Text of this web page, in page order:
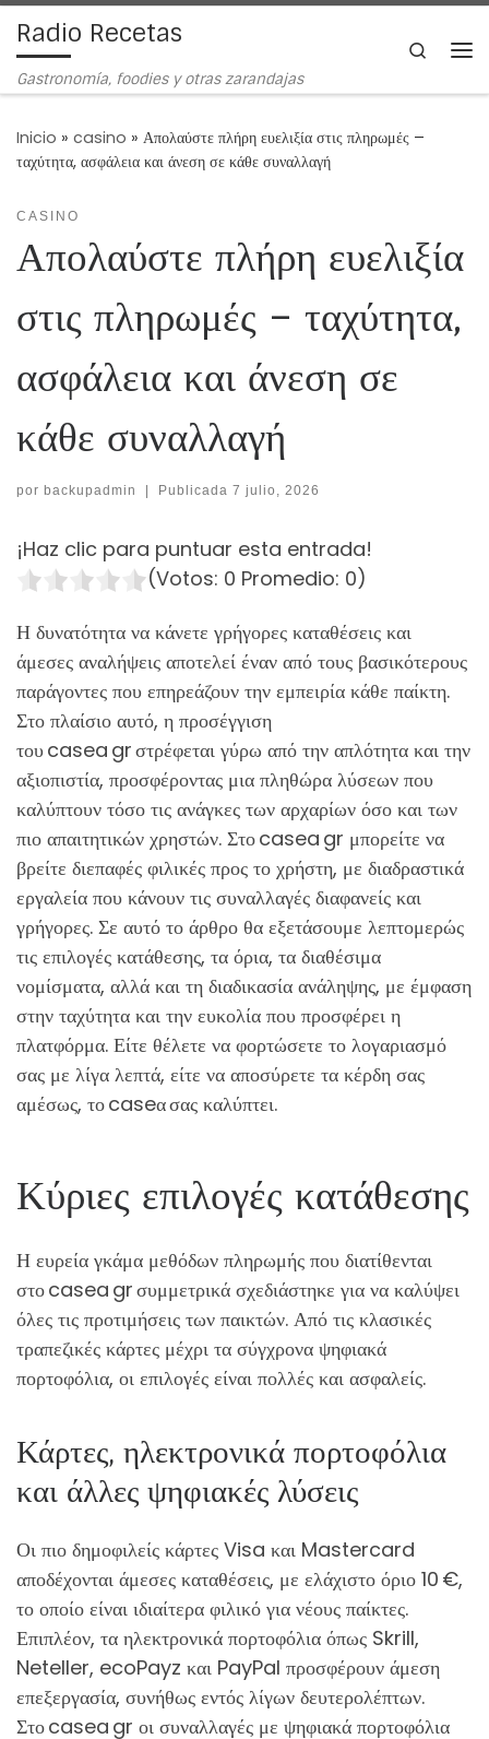
Saltar al contenido
Radio Recetas
Gastronomía, foodies y otras zarandajas
Search
Inicio » casino » Απολαύστε πλήρη ευελιξία στις πληρωμές –
ταχύτητα, ασφάλεια και άνεση σε κάθε συναλλαγή
CASINO
Απολαύστε πλήρη ευελιξία
στις πληρωμές – ταχύτητα,
ασφάλεια και άνεση σε
κάθε συναλλαγή
por backupadmin Publicada 7 julio, 2026
¡Haz clic para puntuar esta entrada!
(Votos: 0 Promedio: 0)
Η δυνατότητα να κάνετε γρήγορες καταθέσεις και
άμεσες αναλήψεις αποτελεί έναν από τους βασικότερους
παράγοντες που επηρεάζουν την εμπειρία κάθε παίκτη.
Στο πλαίσιο αυτό, η προσέγγιση
του casea gr στρέφεται γύρω από την απλότητα και την
αξιοπιστία, προσφέροντας μια πληθώρα λύσεων που
καλύπτουν τόσο τις ανάγκες των αρχαρίων όσο και των
πιο απαιτητικών χρηστών. Στο casea gr μπορείτε να
βρείτε διεπαφές φιλικές προς το χρήστη, με διαδραστικά
εργαλεία που κάνουν τις συναλλαγές διαφανείς και
γρήγορες. Σε αυτό το άρθρο θα εξετάσουμε λεπτομερώς
τις επιλογές κατάθεσης, τα όρια, τα διαθέσιμα
νομίσματα, αλλά και τη διαδικασία ανάληψης, με έμφαση
στην ταχύτητα και την ευκολία που προσφέρει η
πλατφόρμα. Είτε θέλετε να φορτώσετε το λογαριασμό
σας με λίγα λεπτά, είτε να αποσύρετε τα κέρδη σας
αμέσως, το caseα σας καλύπτει.
Κύριες επιλογές κατάθεσης
Η ευρεία γκάμα μεθόδων πληρωμής που διατίθενται
στο casea gr συμμετρικά σχεδιάστηκε για να καλύψει
όλες τις προτιμήσεις των παικτών. Από τις κλασικές
τραπεζικές κάρτες μέχρι τα σύγχρονα ψηφιακά
πορτοφόλια, οι επιλογές είναι πολλές και ασφαλείς.
Κάρτες, ηλεκτρονικά πορτοφόλια
και άλλες ψηφιακές λύσεις
Οι πιο δημοφιλείς κάρτες Visa και Mastercard
αποδέχονται άμεσες καταθέσεις, με ελάχιστο όριο 10 €,
το οποίο είναι ιδιαίτερα φιλικό για νέους παίκτες.
Επιπλέον, τα ηλεκτρονικά πορτοφόλια όπως Skrill,
Neteller, ecoPayz και PayPal προσφέρουν άμεση
επεξεργασία, συνήθως εντός λίγων δευτερολέπτων.
Στο casea gr οι συναλλαγές με ψηφιακά πορτοφόλια